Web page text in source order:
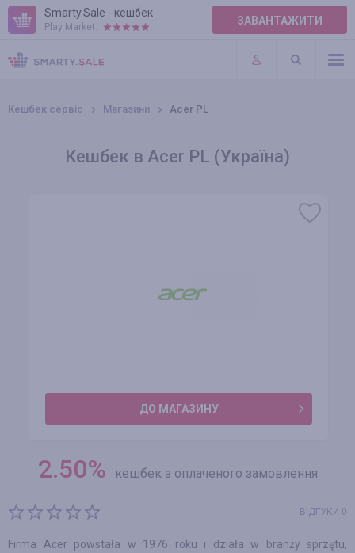
Smarty.Sale - кешбек
Play Market: ЗАВАНТАЖИТИ
ПРАВИЛА
ПЛАГІНИ
Кешбек сервіс Магазини Acer PL
Кешбек в Acer PL (Україна)
ДО МАГАЗИНУ
2.50% кешбек з оплаченого замовлення
ВІДГУКИ 0
Firma Acer powstała w 1976 roku i działa w branży sprzętu,